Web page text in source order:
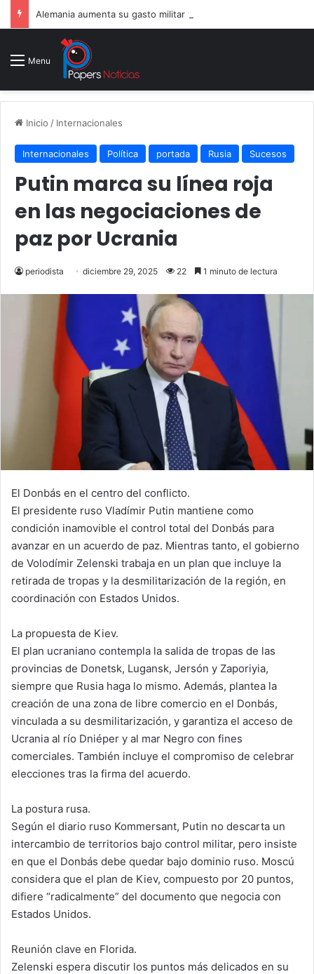
Menu
Inicio / Internacionales
Internacionales Política portada Rusia Sucesos
Putin marca su línea roja
en las negociaciones de
paz por Ucrania
periodista diciembre 29, 2025 22 1 minuto de lectura
El Donbás en el centro del conflicto.
El presidente ruso Vladímir Putin mantiene como
condición inamovible el control total del Donbás para
avanzar en un acuerdo de paz. Mientras tanto, el gobierno
de Volodímir Zelenski trabaja en un plan que incluye la
retirada de tropas y la desmilitarización de la región, en
coordinación con Estados Unidos.
La propuesta de Kiev.
El plan ucraniano contempla la salida de tropas de las
provincias de Donetsk, Lugansk, Jersón y Zaporiyia,
siempre que Rusia haga lo mismo. Además, plantea la
creación de una zona de libre comercio en el Donbás,
vinculada a su desmilitarización, y garantiza el acceso de
Ucrania al río Dniéper y al mar Negro con fines
comerciales. También incluye el compromiso de celebrar
elecciones tras la firma del acuerdo.
La postura rusa.
Según el diario ruso Kommersant, Putin no descarta un
intercambio de territorios bajo control militar, pero insiste
en que el Donbás debe quedar bajo dominio ruso. Moscú
considera que el plan de Kiev, compuesto por 20 puntos,
difiere “radicalmente” del documento que negocia con
Estados Unidos.
Reunión clave en Florida.
Zelenski espera discutir los puntos más delicados en su